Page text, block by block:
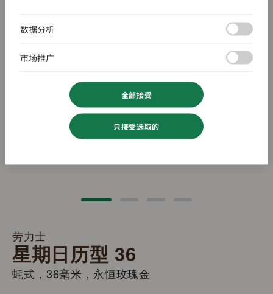
劳力士
星期日历型 36
蚝式，36毫米，永恒玫瑰金
数据分析
市场推广
全部接受
只接受选取的